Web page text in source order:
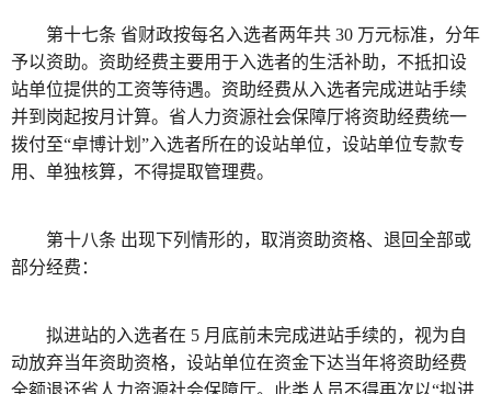
第十七条 省财政按每名入选者两年共 30 万元标准，分年
予以资助。资助经费主要用于入选者的生活补助，不抵扣设
站单位提供的工资等待遇。资助经费从入选者完成进站手续
并到岗起按月计算。省人力资源社会保障厅将资助经费统一
拨付至“卓博计划”入选者所在的设站单位，设站单位专款专
用、单独核算，不得提取管理费。
第十八条 出现下列情形的，取消资助资格、退回全部或
部分经费：
拟进站的入选者在 5 月底前未完成进站手续的，视为自
动放弃当年资助资格，设站单位在资金下达当年将资助经费
全额退还省人力资源社会保障厅。此类人员不得再次以“拟进